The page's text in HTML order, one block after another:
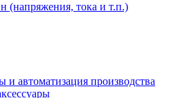
(напряжения, тока и т.п.)
автоматизация производства